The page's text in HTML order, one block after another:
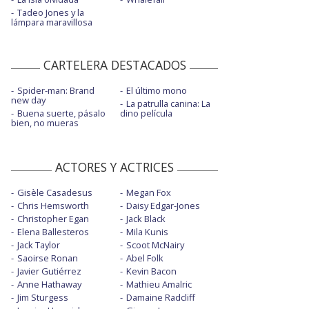
Tadeo Jones y la
lámpara maravillosa
CARTELERA DESTACADOS
Spider-man: Brand
new day
Buena suerte, pásalo
bien, no mueras
El último mono
La patrulla canina: La
dino película
ACTORES Y ACTRICES
Gisèle Casadesus
Chris Hemsworth
Christopher Egan
Elena Ballesteros
Jack Taylor
Saoirse Ronan
Javier Gutiérrez
Anne Hathaway
Jim Sturgess
Megan Fox
Daisy Edgar-Jones
Jack Black
Mila Kunis
Scoot McNairy
Abel Folk
Kevin Bacon
Mathieu Amalric
Damaine Radcliff